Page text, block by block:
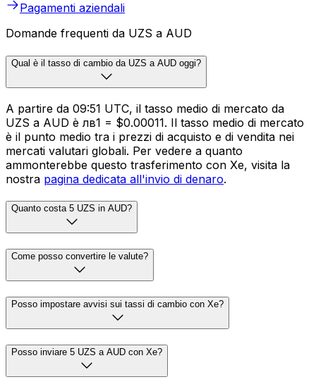
Pagamenti aziendali
Domande frequenti da UZS a AUD
Qual è il tasso di cambio da UZS a AUD oggi?
A partire da 09:51 UTC, il tasso medio di mercato da
UZS a AUD è лв1 = $0.00011. Il tasso medio di mercato
è il punto medio tra i prezzi di acquisto e di vendita nei
mercati valutari globali. Per vedere a quanto
ammonterebbe questo trasferimento con Xe, visita la
nostra pagina dedicata all'invio di denaro.
Quanto costa 5 UZS in AUD?
Come posso convertire le valute?
Posso impostare avvisi sui tassi di cambio con Xe?
Posso inviare 5 UZS a AUD con Xe?